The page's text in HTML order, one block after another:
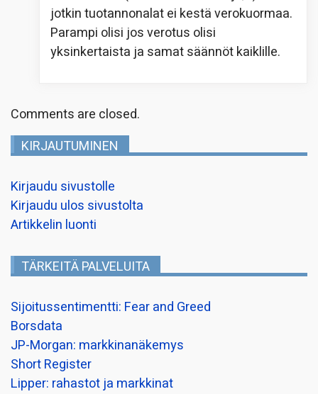
jotkin tuotannonalat ei kestä verokuormaa.
Parampi olisi jos verotus olisi
yksinkertaista ja samat säännöt kaiklille.
Comments are closed.
KIRJAUTUMINEN
Kirjaudu sivustolle
Kirjaudu ulos sivustolta
Artikkelin luonti
TÄRKEITÄ PALVELUITA
Sijoitussentimentti: Fear and Greed
Borsdata
JP-Morgan: markkinanäkemys
Short Register
Lipper: rahastot ja markkinat